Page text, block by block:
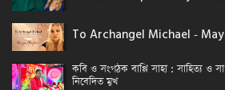
To Archangel Michael -
কবি ও সংগঠক বাপ্পি সাহা : সাহিত্য ও
নিবেদিত মুখ